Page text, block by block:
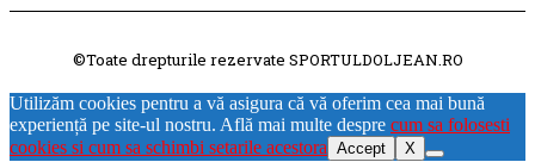
©Toate drepturile rezervate SPORTULDOLJEAN.RO
Utilizăm cookies pentru a vă asigura că vă oferim cea mai bună
experiență pe site-ul nostru. Află mai multe despre cum sa folosesti
cookies si cum sa schimbi setarile acestora Accept X